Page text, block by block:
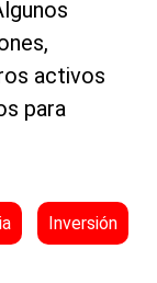
activos
para
Inversión